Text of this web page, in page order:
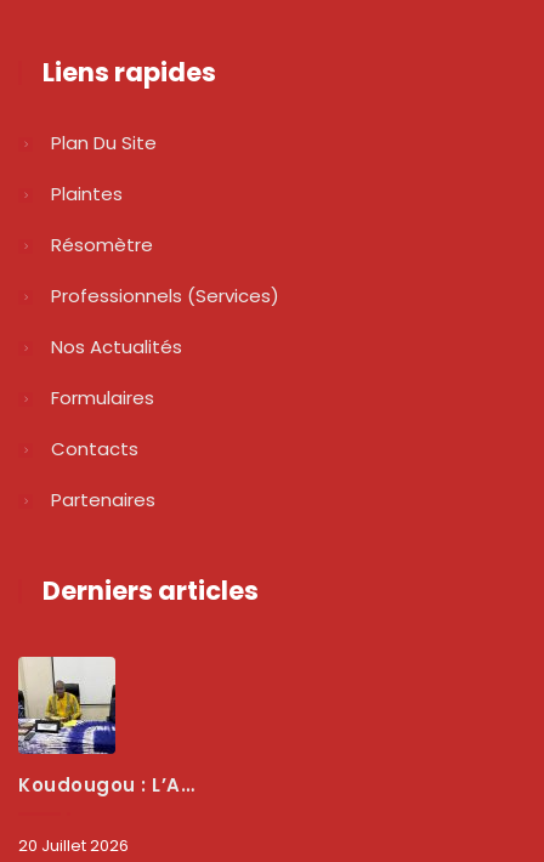
Liens rapides
Plan Du Site
Plaintes
Résomètre
Professionnels (services)
Nos Actualités
Formulaires
Contacts
Partenaires
Derniers articles
Koudougou : L’ARCEP Renforce Le Dialogue Avec Les Associations De Consommateurs Pour Mieux Protéger Les Usagers
20 Juillet 2026